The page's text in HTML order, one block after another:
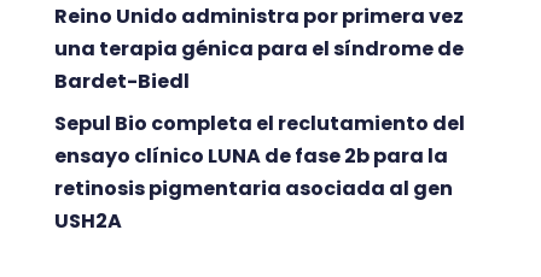
Reino Unido administra por primera vez
una terapia génica para el síndrome de
Bardet-Biedl
Sepul Bio completa el reclutamiento del
ensayo clínico LUNA de fase 2b para la
retinosis pigmentaria asociada al gen
USH2A